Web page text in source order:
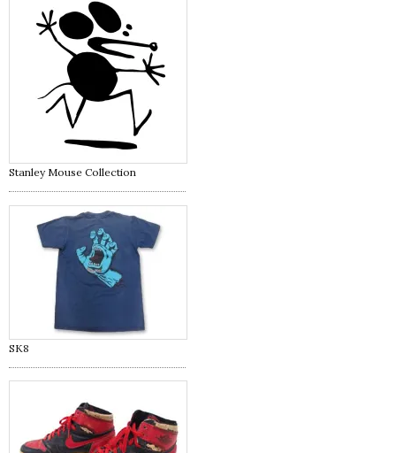
Stanley Mouse Collection
SK8